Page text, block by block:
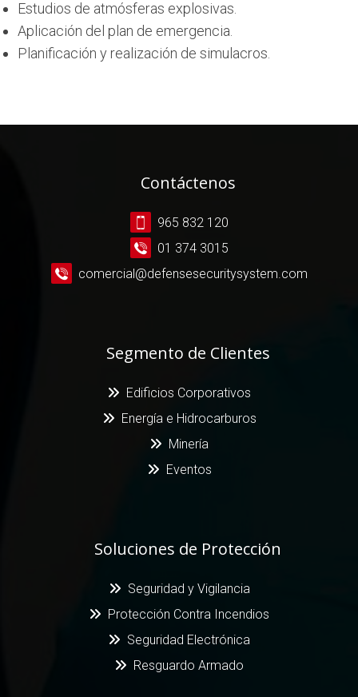
Estudios de atmósferas explosivas.
Aplicación del plan de emergencia.
Planificación y realización de simulacros.
Contáctenos
965 832 120
01 374 3015
comercial@defensesecuritysystem.com
Segmento de Clientes
Edificios Corporativos
Energía e Hidrocarburos
Minería
Eventos
Soluciones de Protección
Seguridad y Vigilancia
Protección Contra Incendios
Seguridad Electrónica
Resguardo Armado